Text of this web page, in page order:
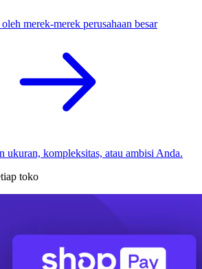
merek-merek perusahaan besar
ukuran, kompleksitas, atau ambisi Anda.
toko